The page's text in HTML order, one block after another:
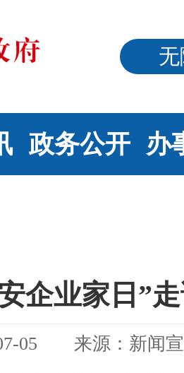
政务公开 办
企业家日”
07-05 来源：新闻